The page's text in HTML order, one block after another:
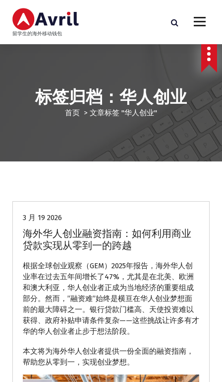
留学生的海外移动钱包
标签归档：华人创业
首页 > 文章标签 "华人创业"
3 月 19 2026
海外华人创业融资指南：如何利用商业
贷款实现从零到一的跨越
根据全球创业观察（GEM）2025年报告，海外华人创
业率在过去五年间增长了47%，尤其是在北美、欧洲
和澳大利亚，华人创业者正成为当地经济的重要组成
部分。然而，”融资难”始终是横亘在华人创业梦想面
前的最大障碍之一。银行贷款门槛高、天使投资难以
获得、政府补贴申请条件复杂——这些挑战让许多有才
华的华人创业者止步于想法阶段。
本文将为海外华人创业者提供一份全面的融资指南，
帮助您从零到一，实现创业梦想。